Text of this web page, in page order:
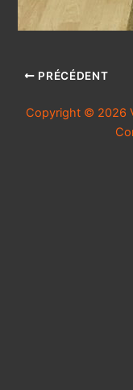
PRÉCÉDENT
Copyright © 2026